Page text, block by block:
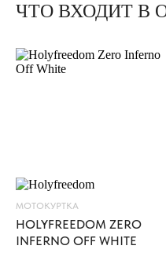
ЧТО ВХОДИТ В
МОТОКУРТКА
HOLYFREEDOM ZERO
INFERNO OFF WHITE
O
L
I
T
К
У
Р